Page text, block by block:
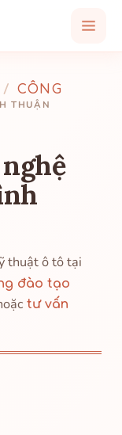
/
CÔNG
THUẬN
thuật ô tô tại
đào tạo
tư vấn